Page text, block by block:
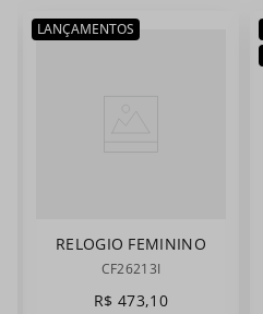
LANÇAMENTOS
RELOGIO FEMININO
CHAMPION
CF26213I
R$ 473,10